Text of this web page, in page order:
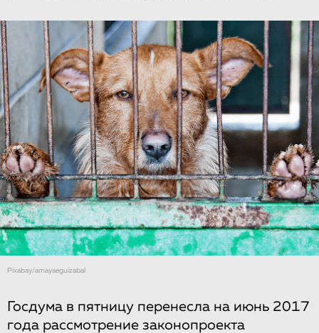
Рixabay/amayaeguizabal
Госдума​ ​в пятницу перенесла​ ​на​ ​июнь​ ​2017​
​года​ ​рассмотрение​ ​законопроекта​